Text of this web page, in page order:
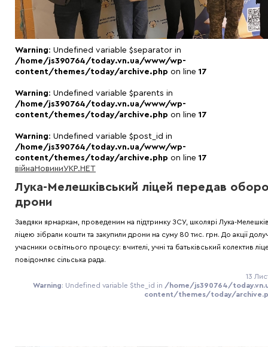
Warning: Undefined variable $separator in
/home/js390764/today.vn.ua/www/wp-
content/themes/today/archive.php on line 17
Warning: Undefined variable $parents in
/home/js390764/today.vn.ua/www/wp-
content/themes/today/archive.php on line 17
Warning: Undefined variable $post_id in
/home/js390764/today.vn.ua/www/wp-
content/themes/today/archive.php on line 17
війна НовиниУКР.НЕТ
Лука-Мелешківський ліцей передав
дрони
Завдяки ярмаркам, проведеним на підтримку ЗСУ, школярі Лука-
ліцею зібрали кошти та закупили дрони на суму 80 тис. грн. До акції
учасники освітнього процесу: вчителі, учні та батьківський колектив
повідомляє сільська рада.
13
Warning: Undefined variable $the_id in /home/js390764/
content/themes/today/